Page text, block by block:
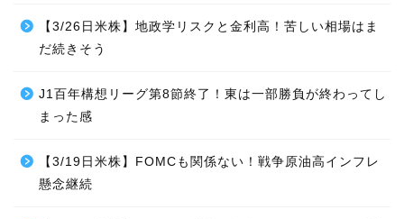
【3/26日米株】地政学リスクと金利高！苦しい相場はま
だ続きそう
J1百年構想リーグ第8節終了！東は一部勝負が終わってし
まった感
【3/19日米株】FOMCも関係ない！戦争原油高インフレ
懸念継続